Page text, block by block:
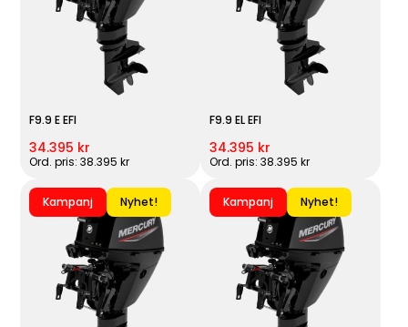
F9.9 E EFI
34.395 kr
Ord. pris: 38.395 kr
F9.9 EL EFI
34.395 kr
Ord. pris: 38.395 kr
Kampanj Nyhet! Kampanj Nyhet!